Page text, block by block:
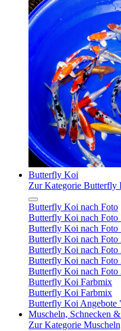
Butterfly Koi
Zur Kategorie Butterfly
Butterfly Koi nach Foto
Butterfly Koi nach Foto
Butterfly Koi nach Foto
Butterfly Koi nach Foto
Butterfly Koi nach Foto
Butterfly Koi nach Foto
Butterfly Koi nach Foto
Butterfly Koi Farbmix
Butterfly Koi Farbmix
Butterfly Koi Angebote
Muscheln, Schnecken
Zur Kategorie